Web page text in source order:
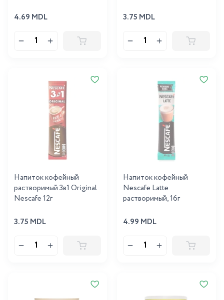
4.69 MDL 3.75 MDL
Напиток кофейный
растворимый 3в1 Original
Nescafe 12г
3.75 MDL
Напиток кофейный
Nescafe Latte
растворимый, 16г
4.99 MDL